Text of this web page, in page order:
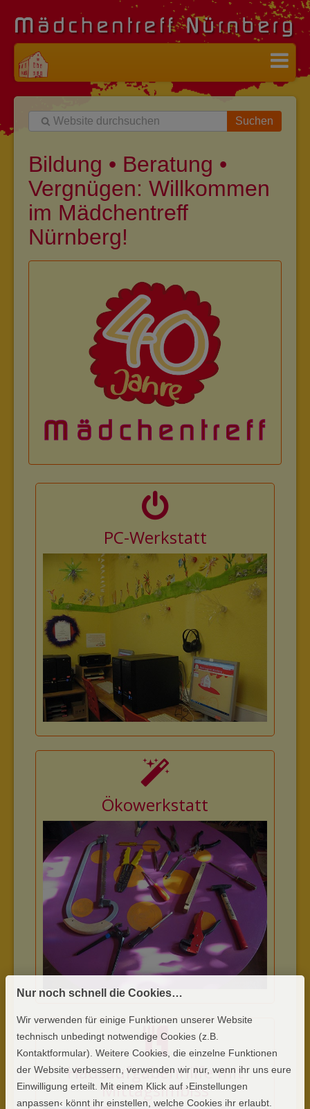
Suchen
Bildung • Beratung •
Vergnügen: Willkommen
im Mädchentreff
Nürnberg!
PC-Werkstatt
Ökowerkstatt
Hausaufgabenhilfe mit
Mittagsimbiss
Nur noch schnell die Cookies…
Wir verwenden für einige Funktionen unserer Website
technisch unbedingt notwendige Cookies (z.B.
Kontaktformular). Weitere Cookies, die einzelne Funktionen
der Website verbessern, verwenden wir nur, wenn ihr uns eure
Einwilligung erteilt. Mit einem Klick auf ›Einstellungen
anpassen‹ könnt ihr einstellen, welche Cookies ihr erlaubt.